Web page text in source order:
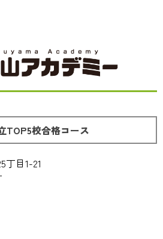
TOP5校合格コース
丁目1-21